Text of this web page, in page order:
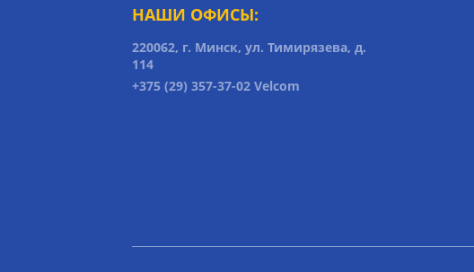
НАШИ ОФИСЫ:
220062, г. Минск, ул. Тимирязева, д.
114
+375 (29) 357-37-02 Velcom